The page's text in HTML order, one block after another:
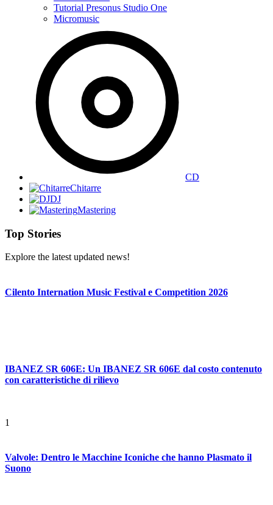
Tutorial Presonus Studio One
Micromusic
CD
Chitarre
DJ
Mastering
Top Stories
Explore the latest updated news!
Cilento Internation Music Festival e Competition 2026
IBANEZ SR 606E: Un IBANEZ SR 606E dal costo contenuto
con caratteristiche di rilievo
1
Valvole: Dentro le Macchine Iconiche che hanno Plasmato il
Suono